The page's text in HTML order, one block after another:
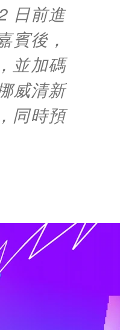
日前進
賓後，
並加碼
威清新
同時預